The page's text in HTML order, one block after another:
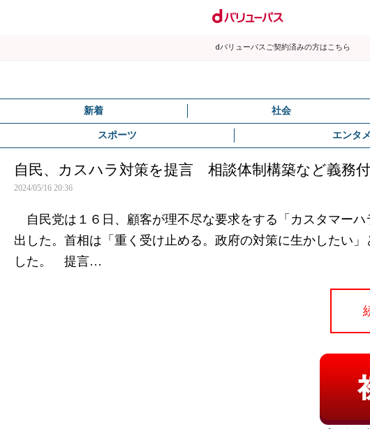
dバリューパスご契約済みの方はこちら
新着 社会
スポーツ エンタメ
自民、カスハラ対策を提言 相談体制構築など義務
2024/05/16 20:36
自民党は１６日、顧客が理不尽な要求をする「カスタマー
出した。首相は「重く受け止める。政府の対策に生かしたい
した。 提言…